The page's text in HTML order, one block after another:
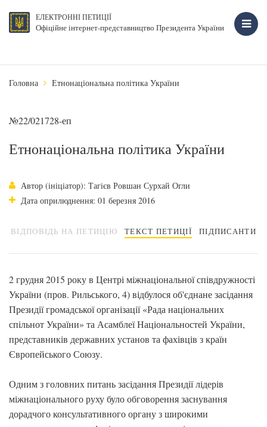
ЕЛЕКТРОННІ ПЕТИЦІЇ
Офіційне інтернет-представництво Президента України
Головна Етнонаціональна політика України
№22/021728-еп
Етнонаціональна політика України
Автор (ініціатор): Тагієв Ровшан Сурхай Огли
Дата оприлюднення: 01 березня 2016
ВІДПОВІДЬ НА ПЕТИЦІЮ ТЕКСТ ПЕТИЦІЇ ПІДПИСАНТИ
2 грудня 2015 року в Центрі міжнаціональної співдружності
України (пров. Рильського, 4) відбулося об'єднане засідання
Президії громадської організації «Рада національних
спільнот України» та Асамблеї Національностей України,
представників державних установ та фахівців з країн
Європейського Союзу.
Одним з головних питань засідання Президії лідерів
міжнаціонального руху було обговорення заснування
дорадчого консультативного органу з широкими